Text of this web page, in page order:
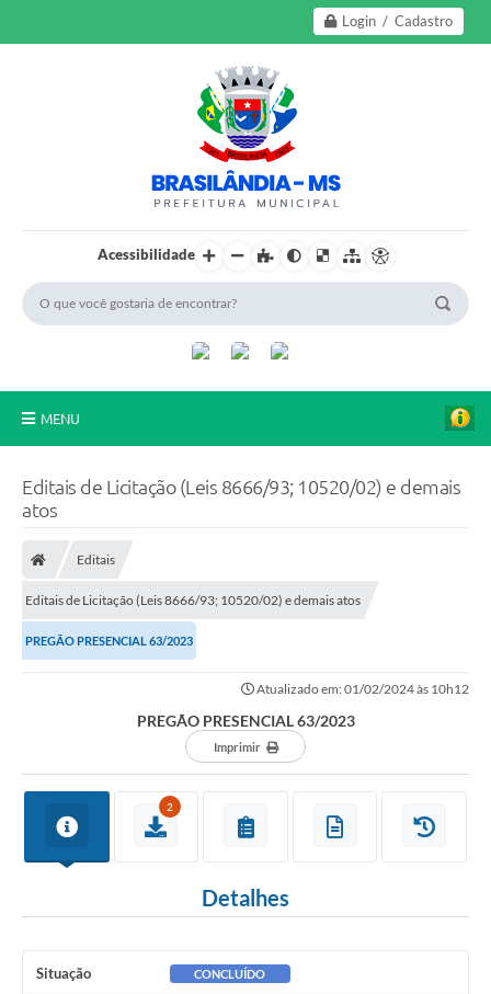
Login / Cadastro
Acessibilidade
MENU
Poder Executivo
Legislação
Transparência
Câmara Municipal
Diário Oficial
PNAB (Política Nacional Aldir Blanc)
Editais de Licitação (Leis 8666/93; 10520/02) e demais
atos
Editais
Editais de Licitação (Leis 8666/93; 10520/02) e demais atos
PREGÃO PRESENCIAL 63/2023
Atualizado em: 01/02/2024 às 10h12
PREGÃO PRESENCIAL 63/2023
Imprimir
2
Detalhes
Situação CONCLUÍDO